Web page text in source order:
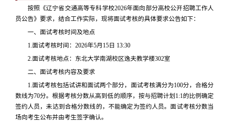
按照《辽宁省交通高等专科学校2026年面向部分高校公开招聘工作人
员公告》要求，结合工作实际，现将面试考核的具体要求公告如下：
一、面试考核时间及地点
1.面试考核时间：2026年5月15日 13:30
2.面试考核地点：东北大学南湖校区逸夫教学楼302室
二、面试考核内容及要求
1.面试考核包括试讲和面试两个部分，面试考核满分为100分，合格分
数线为70分。根据考核分数从高到低的顺序，按与招聘计划1:1的比例确定
签约人员，未达到合格分数线的，不能确定为签约人员。面试考核分数当
场向考生公布并由考生签字确认。